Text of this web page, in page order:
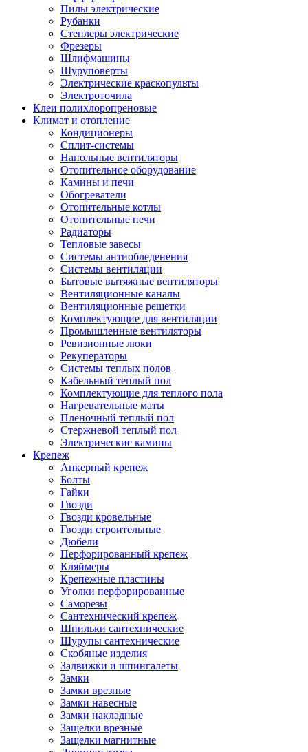
Пилы электрические
Рубанки
Степлеры электрические
Фрезеры
Шлифмашины
Шуруповерты
Электрические краскопульты
Электроточила
Клеи полихлоропреновые
Климат и отопление
Кондиционеры
Сплит-системы
Напольные вентиляторы
Отопительное оборудование
Камины и печи
Обогреватели
Отопительные котлы
Отопительные печи
Радиаторы
Тепловые завесы
Системы антиобледенения
Системы вентиляции
Бытовые вытяжные вентиляторы
Вентиляционные каналы
Вентиляционные решетки
Комплектующие для вентиляции
Промышленные вентиляторы
Ревизионные люки
Рекуператоры
Системы теплых полов
Кабельный теплый пол
Комплектующие для теплого пола
Нагревательные маты
Пленочный теплый пол
Стержневой теплый пол
Электрические камины
Крепеж
Анкерный крепеж
Болты
Гайки
Гвозди
Гвозди кровельные
Гвозди строительные
Дюбели
Перфорированный крепеж
Кляймеры
Крепежные пластины
Уголки перфорированные
Саморезы
Сантехнический крепеж
Шпильки сантехнические
Шурупы сантехнические
Скобяные изделия
Задвижки и шпингалеты
Замки
Замки врезные
Замки навесные
Замки накладные
Защелки врезные
Защелки магнитные